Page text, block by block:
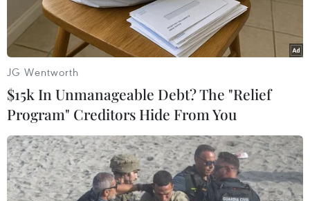
JG Wentworth
$15k In Unmanageable Debt? The "Relief
Program" Creditors Hide From You